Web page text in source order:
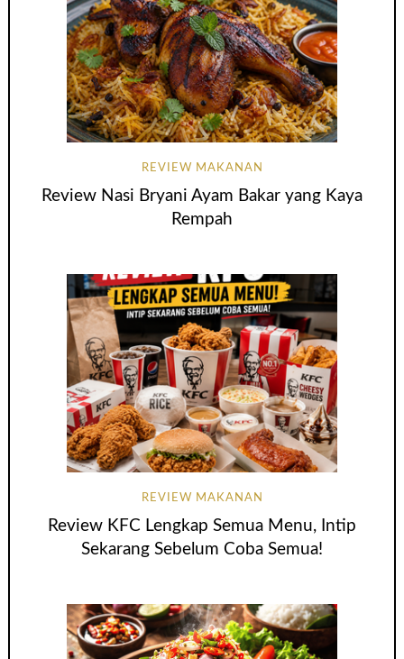
REVIEW MAKANAN
Review Nasi Bryani Ayam Bakar yang Kaya
Rempah
REVIEW MAKANAN
Review KFC Lengkap Semua Menu, Intip
Sekarang Sebelum Coba Semua!